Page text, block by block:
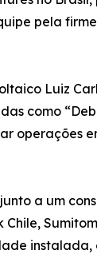
pela firme
Luiz
como
operações
a um